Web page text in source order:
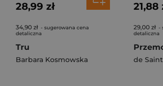
28,99 zł
34,90 zł - sugerowana cena
detaliczna
Tru
Barbara Kosmowska
21,88
29,00 zł -
detaliczna
de